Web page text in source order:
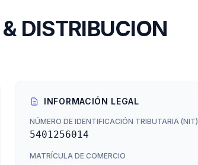
DISTRIBUCION
INFORMACIÓN LEGAL
NÚMERO DE IDENTIFICACIÓN TRIBUTARIA (NIT)
5401256014
MATRÍCULA DE COMERCIO